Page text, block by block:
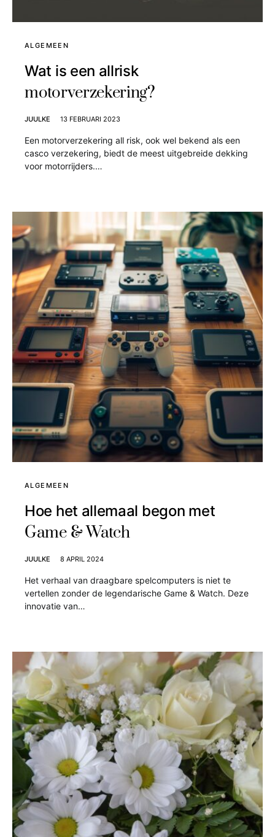
ALGEMEEN
Wat is een allrisk
motorverzekering?
JUULKE 13 FEBRUARI 2023
Een motorverzekering all risk, ook wel bekend als een
casco verzekering, biedt de meest uitgebreide dekking
voor motorrijders.…
ALGEMEEN
Hoe het allemaal begon met
Game & Watch
JUULKE 8 APRIL 2024
Het verhaal van draagbare spelcomputers is niet te
vertellen zonder de legendarische Game & Watch. Deze
innovatie van…